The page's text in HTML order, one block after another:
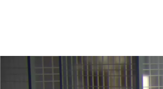
티파니 다이아몬드 전문가와의